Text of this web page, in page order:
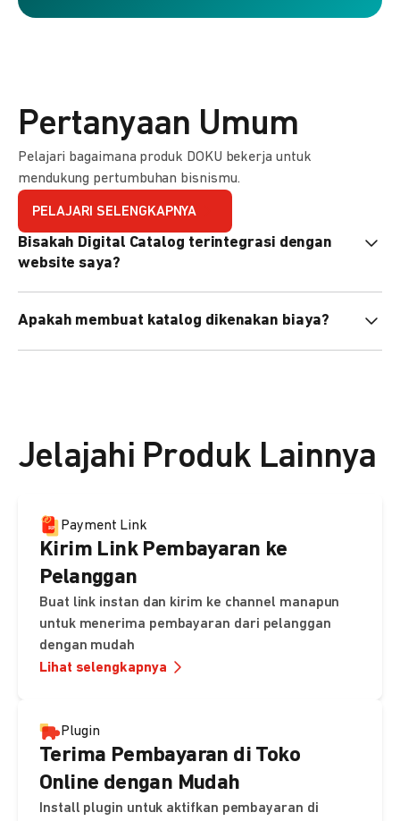
Pertanyaan Umum
Pelajari bagaimana produk DOKU bekerja untuk
mendukung pertumbuhan bisnismu.
PELAJARI SELENGKAPNYA
Bisakah Digital Catalog terintegrasi dengan
website saya?
atau menyematkan QR code di website Anda.
Apakah membuat katalog dikenakan biaya?
Jelajahi Produk Lainnya
Payment Link
Kirim Link Pembayaran ke
Pelanggan
Buat link instan dan kirim ke channel manapun
untuk menerima pembayaran dari pelanggan
dengan mudah
Lihat selengkapnya
Plugin
Terima Pembayaran di Toko
Online dengan Mudah
Install plugin untuk aktifkan pembayaran di